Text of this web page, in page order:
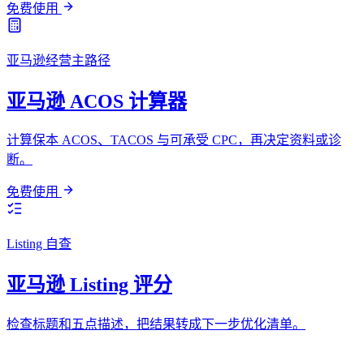
免费使用
亚马逊经营主路径
亚马逊 ACOS 计算器
计算保本 ACOS、TACOS 与可承受 CPC，再决定资料或诊
断。
免费使用
Listing 自查
亚马逊 Listing 评分
检查标题和五点描述，把结果转成下一步优化清单。